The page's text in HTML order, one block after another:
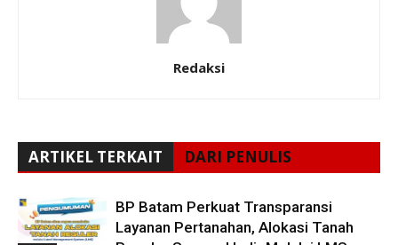
Redaksi
ARTIKEL TERKAIT DARI PENULIS
BP Batam Perkuat Transparansi
Layanan Pertanahan, Alokasi Tanah